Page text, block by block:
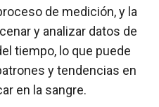
de medición, y la
y analizar datos de
tiempo, lo que puede
y tendencias en
en la sangre.